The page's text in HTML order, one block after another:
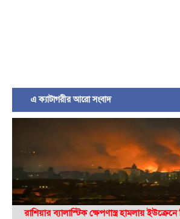
এ ক্যাটাগরীর আরো সংবাদ
রাশিয়ার ব্যালাস্টিক ক্ষেপণাস্ত্র হামলায়